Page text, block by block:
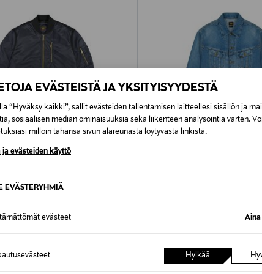
EVÄSTEISTÄ JA YKSITYISYYDESTÄ
“Hyväksy kaikki”, sallit evästeiden tallentamisen laitteellesi sisällön ja
sosiaalisen median ominaisuuksia sekä liikenteen analysointia varten.
milloin tahansa sivun alareunasta löytyvästä linkistä.
ja evästeiden käyttö
EVÄSTERYHMIÄ
evästeet Aina
Hylkää